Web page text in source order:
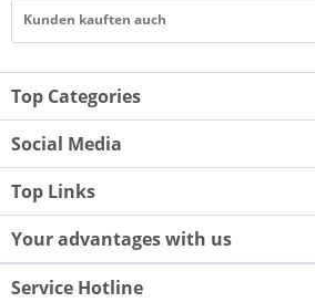
Kunden kauften auch
Top Categories
Social Media
Top Links
Your advantages with us
Service Hotline